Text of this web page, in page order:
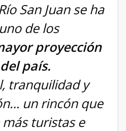
San Juan se ha
de los
proyección
país.
tranquilidad y
un rincón que
turistas e